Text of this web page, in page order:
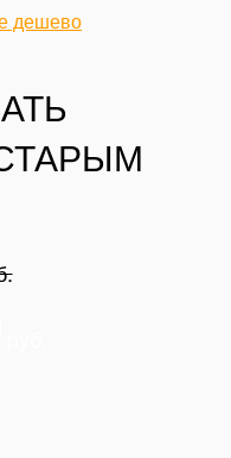
дешево